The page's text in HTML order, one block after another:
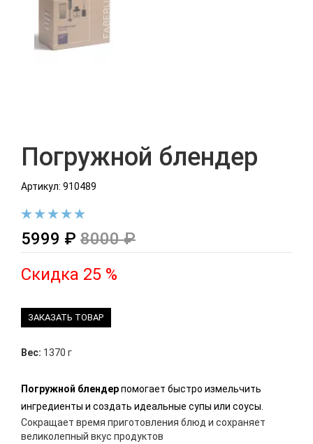
Погружной блендер
Артикул: 910489
5999 ₽ 8000 ₽
Скидка 25 %
ЗАКАЗАТЬ ТОВАР
Вес: 1370 г
Погружной блендерпомогает быстро измельчить
ингредиенты и создать идеальные супы или соусы.
Сокращает время приготовления блюд и сохраняет
великолепный вкус продуктов